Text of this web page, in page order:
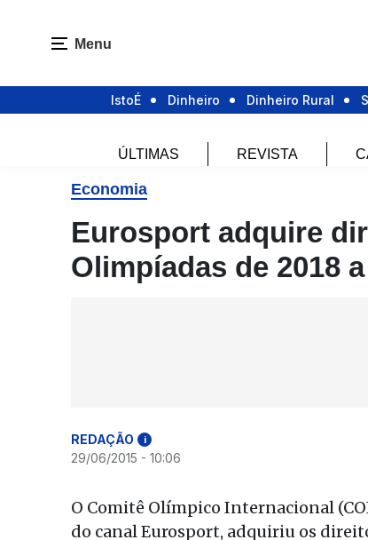
Menu
IstoÉ Dinheiro Dinheiro Rural
ÚLTIMAS REVISTA
Economia
Eurosport adquire
Olimpíadas de 2018
REDAÇÃO i
29/06/2015 - 10:06
O Comitê Olímpico Internacional
do canal Eurosport, adquiriu os